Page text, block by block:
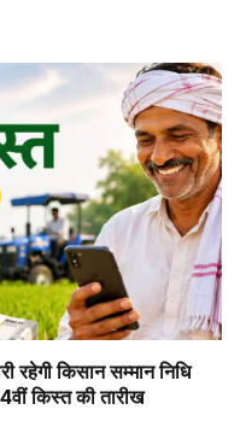
किसान सम्मान निधि
किस्त की तारीख